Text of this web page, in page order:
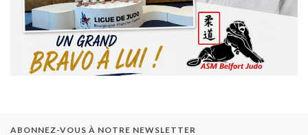
ABONNEZ-VOUS À NOTRE NEWSLETTER